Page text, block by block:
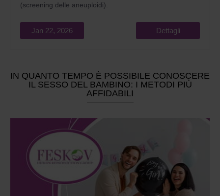
(screening delle aneuploidi).
Jan 22, 2026 Dettagli
IN QUANTO TEMPO È POSSIBILE CONOSCERE
IL SESSO DEL BAMBINO: I METODI PIÙ
AFFIDABILI